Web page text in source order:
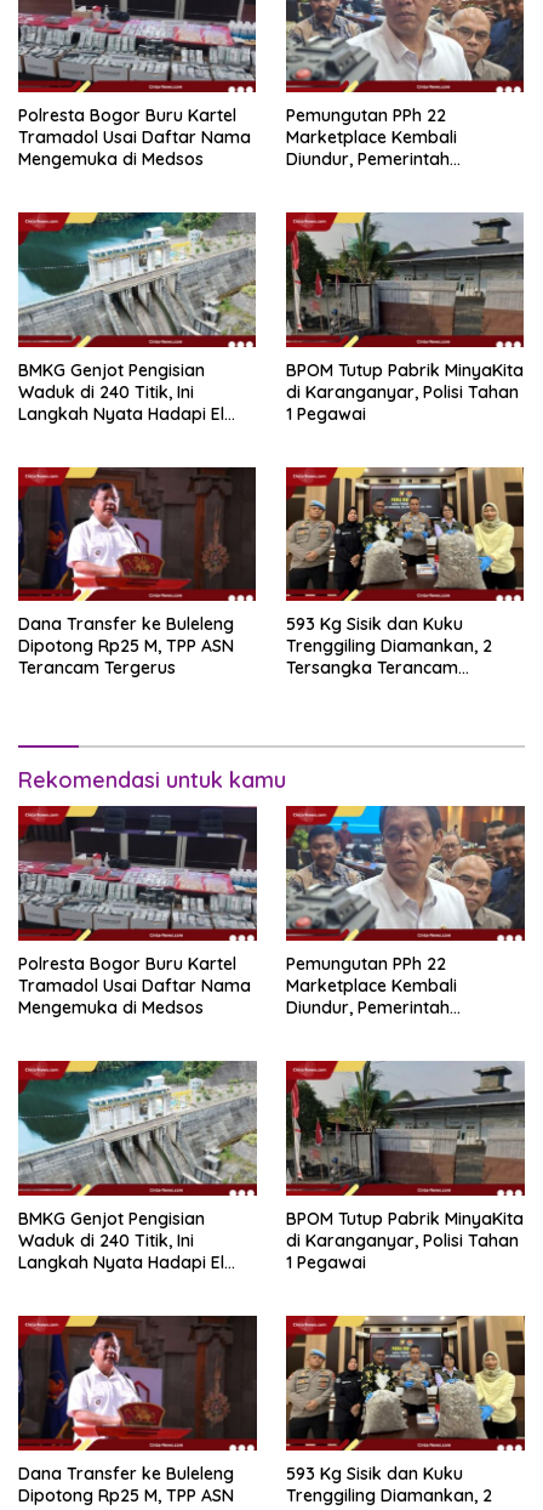
Polresta Bogor Buru Kartel
Tramadol Usai Daftar Nama
Mengemuka di Medsos
Pemungutan PPh 22
Marketplace Kembali
Diundur, Pemerintah
BMKG Genjot Pengisian
Waduk di 240 Titik, Ini
Langkah Nyata Hadapi El
BPOM Tutup Pabrik MinyaKita
di Karanganyar, Polisi Tahan
1 Pegawai
Dana Transfer ke Buleleng
Dipotong Rp25 M, TPP ASN
Terancam Tergerus
593 Kg Sisik dan Kuku
Trenggiling Diamankan, 2
Tersangka Terancam
Rekomendasi untuk kamu
Polresta Bogor Buru Kartel
Tramadol Usai Daftar Nama
Mengemuka di Medsos
Pemungutan PPh 22
Marketplace Kembali
Diundur, Pemerintah
BMKG Genjot Pengisian
Waduk di 240 Titik, Ini
Langkah Nyata Hadapi El
BPOM Tutup Pabrik MinyaKita
di Karanganyar, Polisi Tahan
1 Pegawai
Dana Transfer ke Buleleng
Dipotong Rp25 M, TPP ASN
593 Kg Sisik dan Kuku
Trenggiling Diamankan, 2